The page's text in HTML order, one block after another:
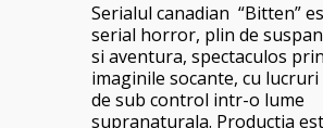
Serialul canadian “Bitten”
serial horror, plin de
si aventura, spectaculos prin
imaginile socante, cu lucruri
de sub control intr-o lume
supranaturala. Productia